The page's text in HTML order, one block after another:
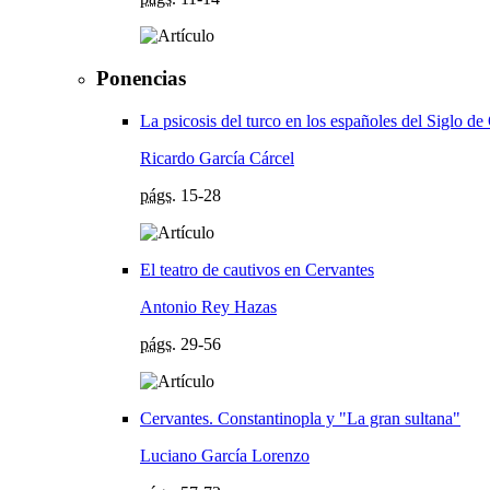
Ponencias
La psicosis del turco en los españoles del Siglo de
Ricardo García Cárcel
págs. 15-28
El teatro de cautivos en Cervantes
Antonio Rey Hazas
págs. 29-56
Cervantes. Constantinopla y "La gran sultana"
Luciano García Lorenzo